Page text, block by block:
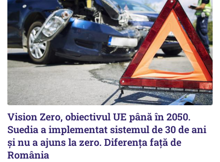
Vision Zero, obiectivul UE până în 2050.
Suedia a implementat sistemul de 30 de ani
şi nu a ajuns la zero. Diferenţa faţă de
România